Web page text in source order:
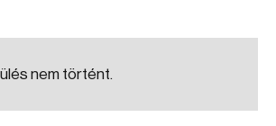
nem történt.